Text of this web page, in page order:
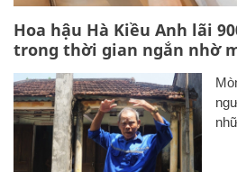
Hoa hậu Hà Kiều Anh lãi
trong thời gian ngắn nhờ